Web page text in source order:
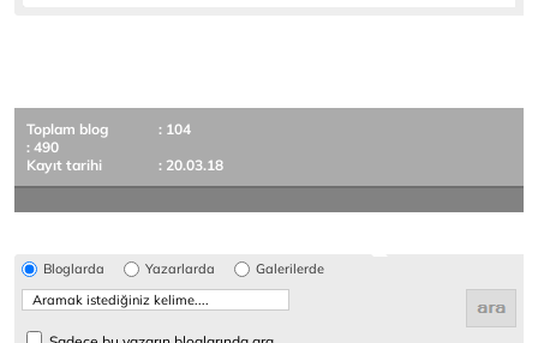
Toplam blog
: 104
: 490
Kayıt tarihi
: 20.03.18
Bloglarda Yazarlarda Galerilerde